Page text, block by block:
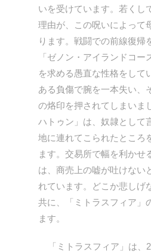
いを受けています。若くし
理由が、この呪いによって
ります。戦闘での前線復帰
「ゼノン・アイランドコー
を求める愚直な性格をして
ある負傷で腕を一本失い、
の烙印を押されてしまいま
ハトゥン」は、奴隷として
地に連れてこられたところ
ます。交易所で幅を利かせ
は、商売上の嘘が吐けない
れています。どこか悲しげ
共に、「ミトラスフィア」
ます。
「ミトラスフィア」は、